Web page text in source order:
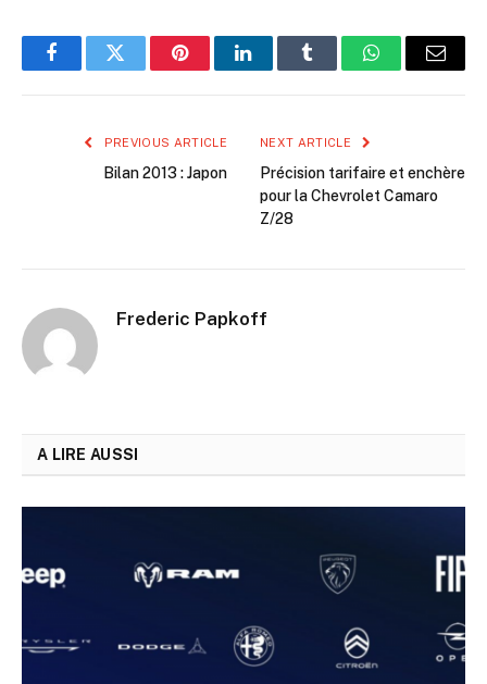
FacebookTwitter PinterestLinkedInTumblr WhatsAppEmail
PREVIOUS ARTICLE
Bilan 2013 : Japon
NEXT ARTICLE
Précision tarifaire et enchère
pour la Chevrolet Camaro
Z/28
Frederic Papkoff
A LIRE AUSSI